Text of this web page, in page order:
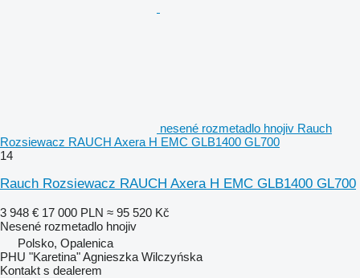
nesené rozmetadlo hnojiv Rauch
Rozsiewacz RAUCH Axera H EMC GLB1400 GL700
14
Rauch Rozsiewacz RAUCH Axera H EMC GLB1400 GL700
3 948 € 17 000 PLN ≈ 95 520 Kč
Nesené rozmetadlo hnojiv
Polsko, Opalenica
PHU "Karetina" Agnieszka Wilczyńska
Kontakt s dealerem